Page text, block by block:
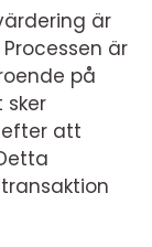
är
är
på
att